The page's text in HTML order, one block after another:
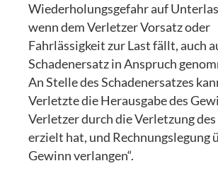
Wiederholungsgefahr auf
wenn dem Verletzer Vorsatz oder
Fahrlässigkeit zur Last fällt, auch
Schadenersatz in Anspruch
An Stelle des Schadenersatzes
Verletzte die Herausgabe des
Verletzer durch die Verletzung des
erzielt hat, und Rechnungslegung
Gewinn verlangen“.